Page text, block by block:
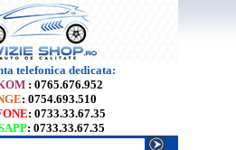
telefonica dedicata:
: 0765.676.952
: 0754.693.510
: 0733.33.67.35
: 0733.33.67.35